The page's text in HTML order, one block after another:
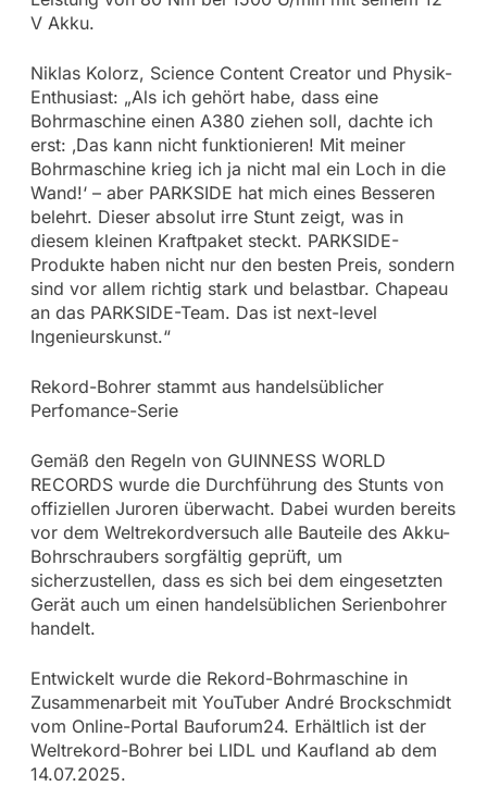
V Akku.
Niklas Kolorz, Science Content Creator und Physik-
Enthusiast: „Als ich gehört habe, dass eine
Bohrmaschine einen A380 ziehen soll, dachte ich
erst: ‚Das kann nicht funktionieren! Mit meiner
Bohrmaschine krieg ich ja nicht mal ein Loch in die
Wand!‘ – aber PARKSIDE hat mich eines Besseren
belehrt. Dieser absolut irre Stunt zeigt, was in
diesem kleinen Kraftpaket steckt. PARKSIDE-
Produkte haben nicht nur den besten Preis, sondern
sind vor allem richtig stark und belastbar. Chapeau
an das PARKSIDE-Team. Das ist next-level
Ingenieurskunst.“
Rekord-Bohrer stammt aus handelsüblicher
Perfomance-Serie
Gemäß den Regeln von GUINNESS WORLD
RECORDS wurde die Durchführung des Stunts von
offiziellen Juroren überwacht. Dabei wurden bereits
vor dem Weltrekordversuch alle Bauteile des Akku-
Bohrschraubers sorgfältig geprüft, um
sicherzustellen, dass es sich bei dem eingesetzten
Gerät auch um einen handelsüblichen Serienbohrer
handelt.
Entwickelt wurde die Rekord-Bohrmaschine in
Zusammenarbeit mit YouTuber André Brockschmidt
vom Online-Portal Bauforum24. Erhältlich ist der
Weltrekord-Bohrer bei LIDL und Kaufland ab dem
14.07.2025.